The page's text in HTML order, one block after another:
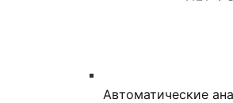
Автоматические